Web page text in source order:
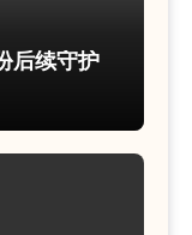
后续守护